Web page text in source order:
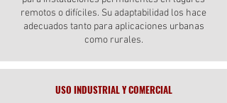
remotos o difíciles. Su adaptabilidad los hace
adecuados tanto para aplicaciones urbanas
como rurales.
USO INDUSTRIAL Y COMERCIAL